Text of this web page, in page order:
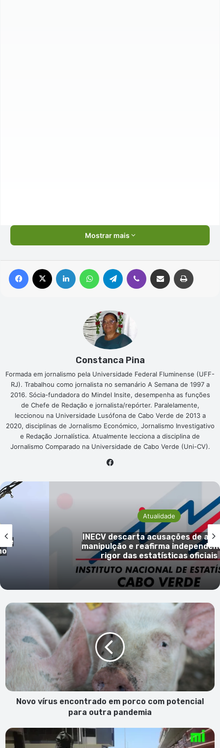
Mostrar mais
Facebook Linkedin WhatsAppTelegram Viber Compartilhar via e-mail
Constanca Pina
Formada em jornalismo pela Universidade Federal Fluminense (UFF-
RJ). Trabalhou como jornalista no semanário A Semana de 1997 a
2016. Sócia-fundadora do Mindel Insite, desempenha as funções
de Chefe de Redação e jornalista/repórter. Paralelamente,
leccionou na Universidade Lusófona de Cabo Verde de 2013 a
2020, disciplinas de Jornalismo Económico, Jornalismo Investigativo
e Redação Jornalística. Atualmente lecciona a disciplina de
Jornalismo Comparado na Universidade de Cabo Verde (Uni-CV).
e
Economia
Trabalhadores da Easywork
acusações da empresa e
denúncias de incumprimentos
Novo
vírus
porco
com
outra
pandemia
Novo vírus encontrado em porco com potencial
para outra pandemia
Artur
Correia